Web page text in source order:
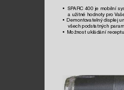
• SPARC 400 je mobilní
    a užitné hodnoty pro
V
• Demontovatelný displej
všech podstatných
•  Možnost ukládání